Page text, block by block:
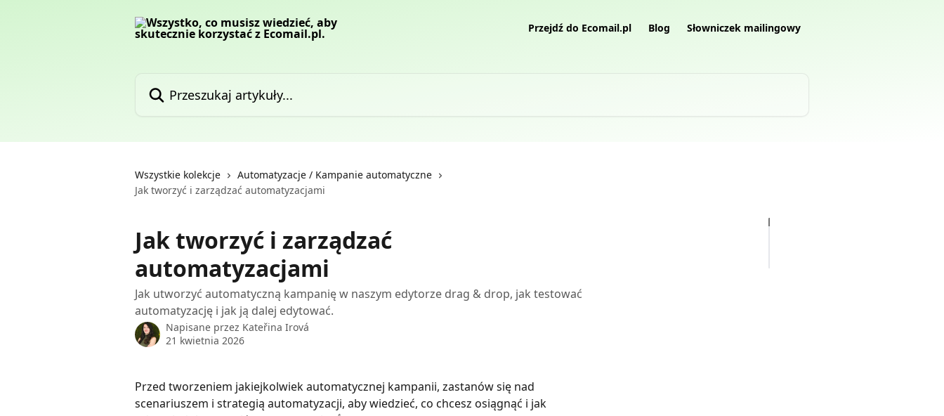
Przejdź do Ecomail.pl Blog Słowniczek mailingowy
Wszystkie kolekcje
Automatyzacje / Kampanie automatyczne
Jak tworzyć i zarządzać automatyzacjami
Jak tworzyć i zarządzać
automatyzacjami
Jak utworzyć automatyczną kampanię w naszym edytorze drag & drop, jak testować
automatyzację i jak ją dalej edytować.
Napisane przez Kateřina Irová
21 kwietnia 2026
Przed tworzeniem jakiejkolwiek automatycznej kampanii, zastanów się nad
scenariuszem i strategią automatyzacji, aby wiedzieć, co chcesz osiągnąć i jak